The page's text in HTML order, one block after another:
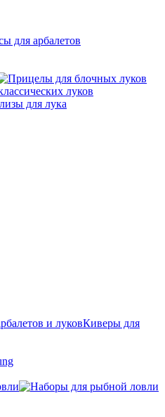
для арбалетов
луков
для лука
Киверы для